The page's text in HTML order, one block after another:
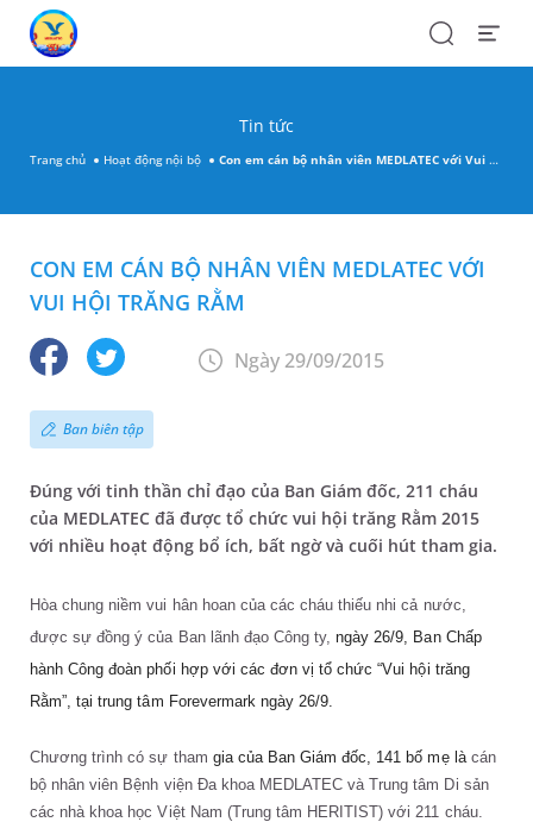
SearchOpen
Tin tức
Trang chủ Hoạt động nội bộ Con em cán bộ nhân viên MEDLATEC với Vui hội trăng Rằm
CON EM CÁN BỘ NHÂN VIÊN MEDLATEC VỚI
VUI HỘI TRĂNG RẰM
Ngày 29/09/2015
Ban biên tập
Đúng với tinh thần chỉ đạo của Ban Giám đốc, 211 cháu
của MEDLATEC đã được tổ chức vui hội trăng Rằm 2015
với nhiều hoạt động bổ ích, bất ngờ và cuối hút tham gia.
Hòa chung niềm vui hân hoan của các cháu thiếu nhi cả nước,
được sự đồng ý của Ban lãnh đạo Công ty, ngày 26/9, Ban Chấp
hành Công đoàn phối hợp với các đơn vị tổ chức “Vui hội trăng
Rằm”, tại trung tâm Forevermark ngày 26/9.
Chương trình có sự tham gia của Ban Giám đốc, 141 bố mẹ là cán
bộ nhân viên Bệnh viện Đa khoa MEDLATEC và Trung tâm Di sản
các nhà khoa học Việt Nam (Trung tâm HERITIST) với 211 cháu.